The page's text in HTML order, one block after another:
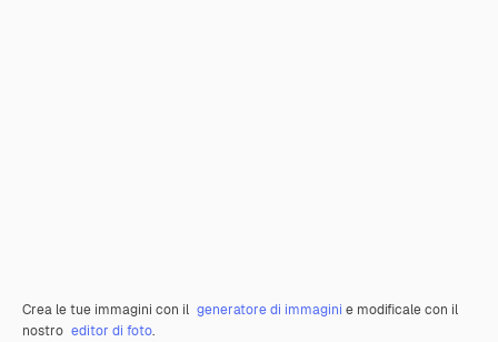
Crea le tue immagini con il generatore di immagini e modificale con il
nostro editor di foto.